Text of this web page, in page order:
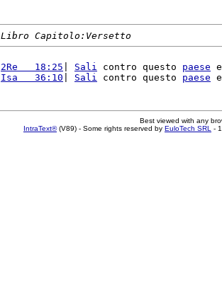
Libro Capitolo:Versetto
2Re   18:25 Sali contro questo paese
Isa   36:10 Sali contro questo paese
Best viewed with any
IntraText®(V89) - Some rights reserved by EuloTech SRL -